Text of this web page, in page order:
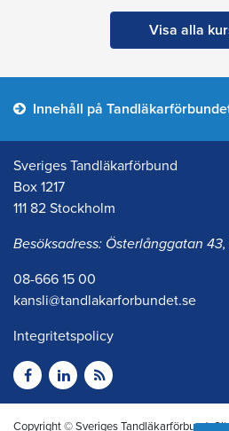
Visa alla
Innehåll på
Sveriges Tandläkarförbund
Box 1217
111 82 Stockholm
Besöksadress: Österlånggatan
08-666 15 00
kansli@tandlakarforbundet.se
Integritetspolicy
Copyright © Sveriges Tandläkarförbund.